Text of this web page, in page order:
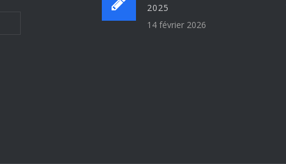
2025
14 février 2026